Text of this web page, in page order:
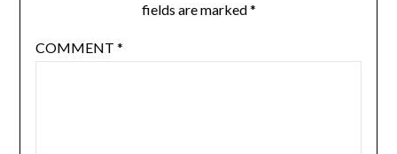
fields are marked*
COMMENT *